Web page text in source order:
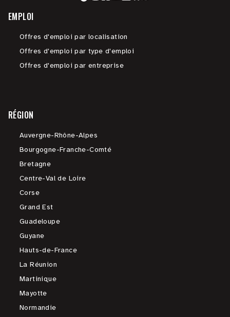
EMPLOI
Offres d'emploi par localisation
Offres d'emploi par type d'emploi
Offres d'emploi par entreprise
RÉGION
Auvergne-Rhône-Alpes
Bourgogne-Franche-Comté
Bretagne
Centre-Val de Loire
Corse
Grand Est
Guadeloupe
Guyane
Hauts-de-France
La Réunion
Martinique
Mayotte
Normandie